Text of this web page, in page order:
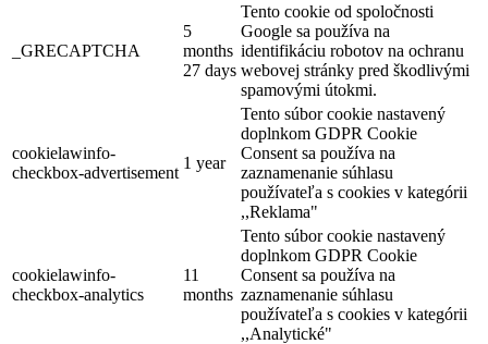
_GRECAPTCHA
5
months
27 days
Tento cookie od spoločnosti
Google sa používa na
identifikáciu robotov na ochranu
webovej stránky pred škodlivými
spamovými útokmi.
cookielawinfo-
checkbox-advertisement
1 year
Tento súbor cookie nastavený
doplnkom GDPR Cookie
Consent sa používa na
zaznamenanie súhlasu
používateľa s cookies v kategórii
,,Reklama"
cookielawinfo-
checkbox-analytics
11
months
Tento súbor cookie nastavený
doplnkom GDPR Cookie
Consent sa používa na
zaznamenanie súhlasu
používateľa s cookies v kategórii
,,Analytické"